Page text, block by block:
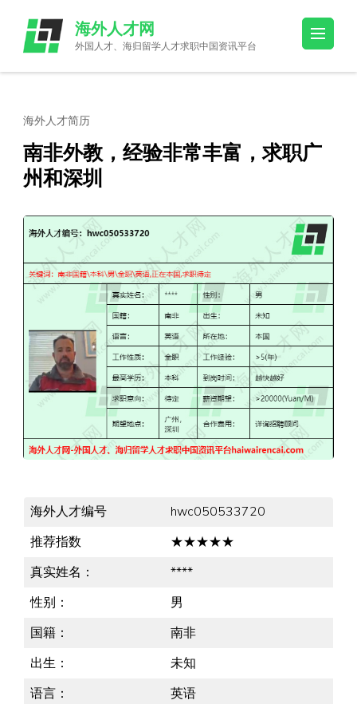
content
(Press
海外人才网
外国人才、海归留学人才求职中国资讯平台
海外人才简历
南非外教，经验非常丰富，求职广
州和深圳
海外人才编号
hwc050533720
推荐指数
★★★★★
真实姓名：
****
性别：
男
国籍：
南非
出生：
未知
语言：
英语